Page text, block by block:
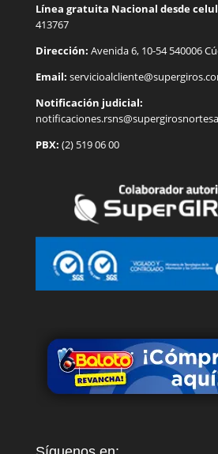
Línea gratuita Nacional desde
413767
Dirección: Avenida 6, 10-54 540006
Email: servicioalcliente@supergiros.
Notificación judicial:
PBX: (2) 519 06 00